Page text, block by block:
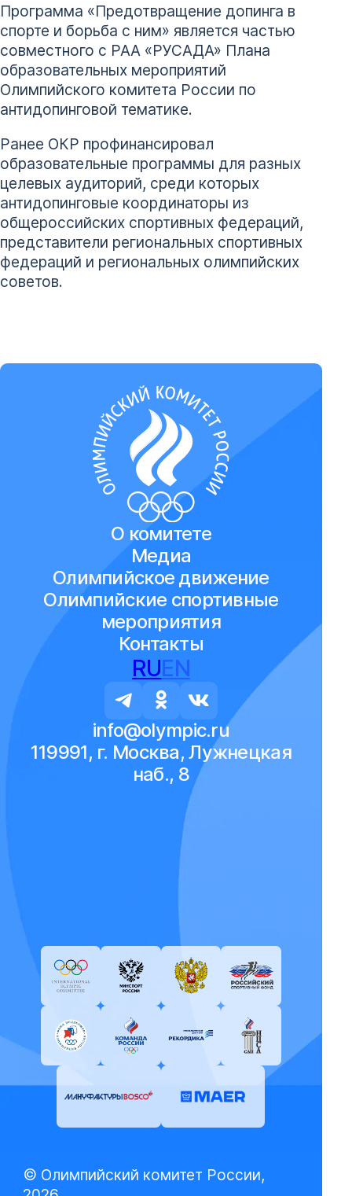
Программа «Предотвращение допинга в
спорте и борьба с ним» является частью
совместного с РАА «РУСАДА» Плана
образовательных мероприятий
Олимпийского комитета России по
антидопинговой тематике.
Ранее ОКР профинансировал
образовательные программы для разных
целевых аудиторий, среди которых
антидопинговые координаторы из
общероссийских спортивных федераций,
представители региональных спортивных
федераций и региональных олимпийских
советов.
О комитете
Медиа
Олимпийское движение
Олимпийские спортивные
мероприятия
Контакты
RUEN
info@olympic.ru
119991, г. Москва, Лужнецкая
наб., 8
© Олимпийский комитет России,